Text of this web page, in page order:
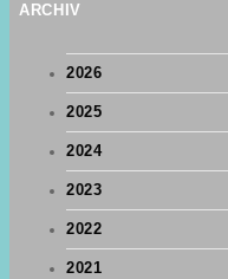
ARCHIV
2026
2025
2024
2023
2022
2021